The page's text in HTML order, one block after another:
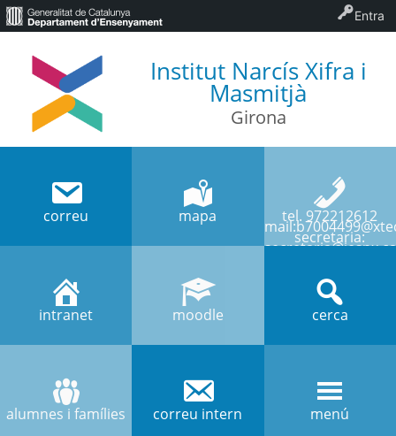
Institut Narcís Xifra i
Masmitjà
Girona
correu mapa tel. 972212612
secretaria:
intranet moodle cerca
alumnes i famílies correu intern menú
Entra